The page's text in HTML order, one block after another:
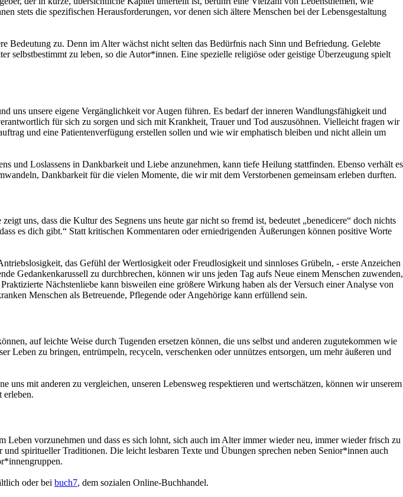
stets die spezifischen Herausforderungen, vor denen sich ältere Menschen bei der Lebensgestaltung
zu. Denn im Alter wächst nicht selten das Bedürfnis nach Sinn und Befriedung. Gelebte
selbstbestimmt zu leben, so die Autor*innen. Eine spezielle religiöse oder geistige Überzeugung spielt
uns unsere eigene Vergänglichkeit vor Augen führen. Es bedarf der inneren Wandlungsfähigkeit und
für sich zu sorgen und sich mit Krankheit, Trauer und Tod auszusöhnen. Vielleicht fragen wir
und eine Patientenverfügung erstellen sollen und wie wir emphatisch bleiben und nicht allein um
und Loslassens in Dankbarkeit und Liebe anzunehmen, kann tiefe Heilung stattfinden. Ebenso verhält es
Dankbarkeit für die vielen Momente, die wir mit dem Verstorbenen gemeinsam erleben durften.
uns, dass die Kultur des Segnens uns heute gar nicht so fremd ist, bedeutet „benedicere“ doch nichts
es dich gibt.“ Statt kritischen Kommentaren oder erniedrigenden Äußerungen können positive Worte
das Gefühl der Wertlosigkeit oder Freudlosigkeit und sinnloses Grübeln, - erste Anzeichen
Gedankenkarussell zu durchbrechen, können wir uns jeden Tag aufs Neue einem Menschen zuwenden,
Nächstenliebe kann bisweilen eine größere Wirkung haben als der Versuch einer Analyse von
Menschen als Betreuende, Pflegende oder Angehörige kann erfüllend sein.
auf leichte Weise durch Tugenden ersetzen können, die uns selbst und anderen zugutekommen wie
zu bringen, entrümpeln, recyceln, verschenken oder unnützes entsorgen, um mehr äußeren und
mit anderen zu vergleichen, unseren Lebensweg respektieren und wertschätzen, können wir unserem
erleben.
vorzunehmen und dass es sich lohnt, sich auch im Alter immer wieder neu, immer wieder frisch zu
spiritueller Traditionen. Die leicht lesbaren Texte und Übungen sprechen neben Senior*innen auch
oder bei buch7, dem sozialen Online-Buchhandel.